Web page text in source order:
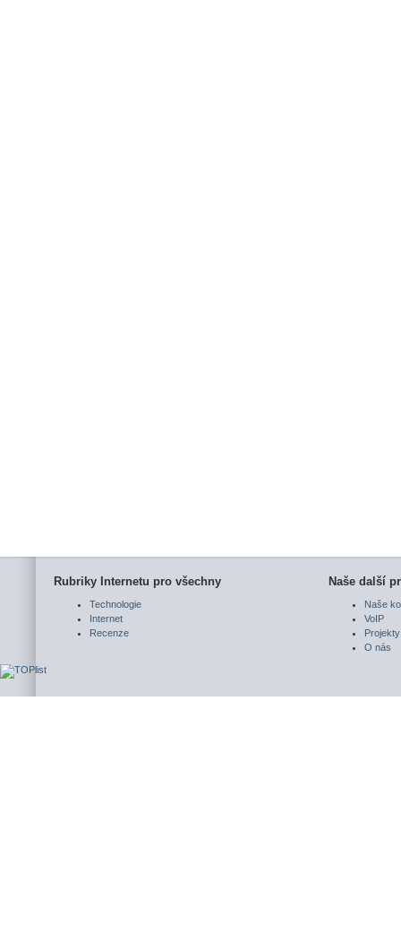
Rubriky Internetu pro všechny
Technologie
Internet
Recenze
Naše další
Naše
VoIP
Projekty
O nás